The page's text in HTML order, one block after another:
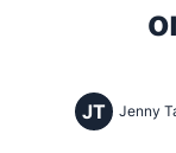
JT Jenny